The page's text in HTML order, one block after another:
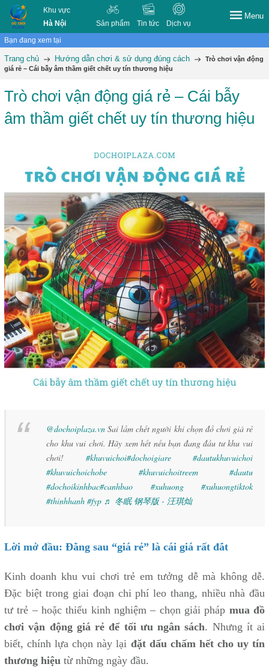
Khu vực
Hà Nội
Sản phẩm Tin tức Dịch vụ
Menu
Bạn đang xem tại
Trang chủ Hướng dẫn chơi & sử dụng đúng cách
Trò chơi vận động
giá rẻ – Cái bẫy âm thầm giết chết uy tín thương hiệu
Trò chơi vận động giá rẻ – Cái bẫy
âm thầm giết chết uy tín thương hiệu
@dochoiplaza.vn Sai lầm chết người khi chọn đồ chơi giá rẻ
cho khu vui chơi. Hãy xem hết nếu bạn đang đầu tư khu vui
chơi! #khuvuichoi#dochoigiare
#dautukhuvuichoi
#khuvuichoichobe
#khuvuichoitreem
#dautu
#dochoikinhbac#canhbao #xuhuong
#xuhuongtiktok
#thinhhanh #fyp ♬ 冬眠 钢琴版 - 汪琪灿
Lời mở đầu: Đằng sau “giá rẻ” là cái giá rất đắt
Kinh doanh khu vui chơi trẻ em tưởng dễ mà không dễ.
Đặc biệt trong giai đoạn chi phí leo thang, nhiều nhà đầu
tư trẻ – hoặc thiếu kinh nghiệm – chọn giải pháp mua đồ
chơi vận động giá rẻ để tối ưu ngân sách. Nhưng ít ai
biết, chính lựa chọn này lại đặt dấu chấm hết cho uy tín
thương hiệu từ những ngày đầu.